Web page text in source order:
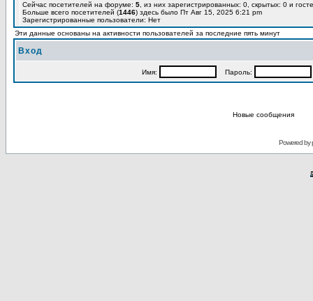
Сейчас посетителей на форуме: 5 , из них зарегистрированных: 0, скрытых: 0 и
Больше всего посетителей (1446) здесь было Пт Авг 15, 2025 6:21 pm
Зарегистрированные пользователи: Нет
Эти данные основаны на активности пользователей за последние пять минут
Вход
Имя: Пароль:
Новые сообщения
Powered by